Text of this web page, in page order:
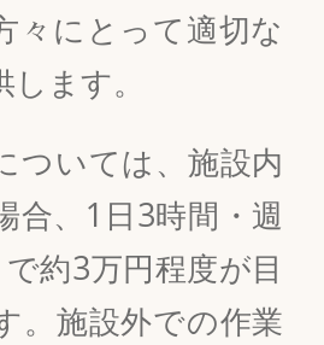
々にとって適切な
ます。
ついては、施設内
合、1日3時間・週
約3万円程度が目
。施設外での作業